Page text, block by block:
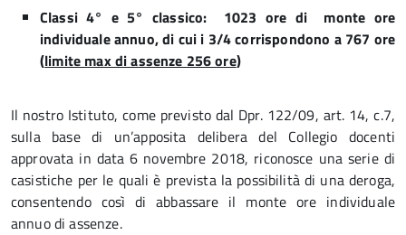
Classi 4° e 5° classico: 1023 ore di monte ore
individuale annuo, di cui i 3/4 corrispondono a 767 ore
(limite max di assenze 256 ore)
Il nostro Istituto, come previsto dal Dpr. 122/09, art. 14, c.7,
sulla base di un’apposita delibera del Collegio docenti
approvata in data 6 novembre 2018, riconosce una serie di
casistiche per le quali è prevista la possibilità di una deroga,
consentendo così di abbassare il monte ore individuale
annuo di assenze.